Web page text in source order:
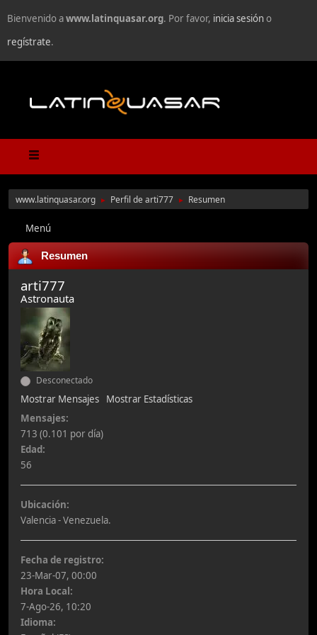
Bienvenido awww.latinquasar.org. Por favor, inicia sesióno
regístrate.
www.latinquasar.org ► Perfil de arti777 ► Resumen
Menú
Resumen
arti777
Astronauta
Desconectado
Mostrar Mensajes
Mostrar Estadísticas
Mensajes:
713 (0.101 por día)
Edad:
56
Ubicación:
Valencia - Venezuela.
Fecha de registro:
23-Mar-07, 00:00
Hora Local:
7-Ago-26, 10:20
Idioma: